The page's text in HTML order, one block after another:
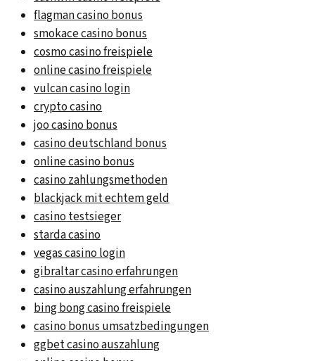
flagman casino bonus
smokace casino bonus
cosmo casino freispiele
online casino freispiele
vulcan casino login
crypto casino
joo casino bonus
casino deutschland bonus
online casino bonus
casino zahlungsmethoden
blackjack mit echtem geld
casino testsieger
starda casino
vegas casino login
gibraltar casino erfahrungen
casino auszahlung erfahrungen
bing bong casino freispiele
casino bonus umsatzbedingungen
ggbet casino auszahlung